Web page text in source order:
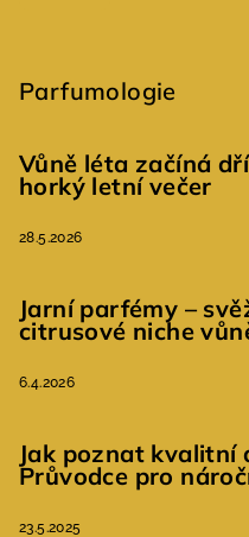
Parfumologie
Vůně léta začíná
horký letní večer
28.5.2026
Jarní parfémy –
citrusové niche
6.4.2026
Jak poznat kvalitní
Průvodce pro
23.5.2025